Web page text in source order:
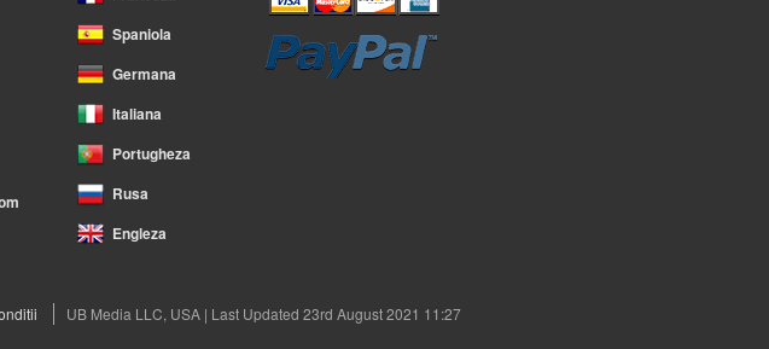
Spaniola
Germana
Italiana
Portugheza
Rusa
Engleza
UB Media LLC, USA | Last Updated 23rd August 2021 11:27